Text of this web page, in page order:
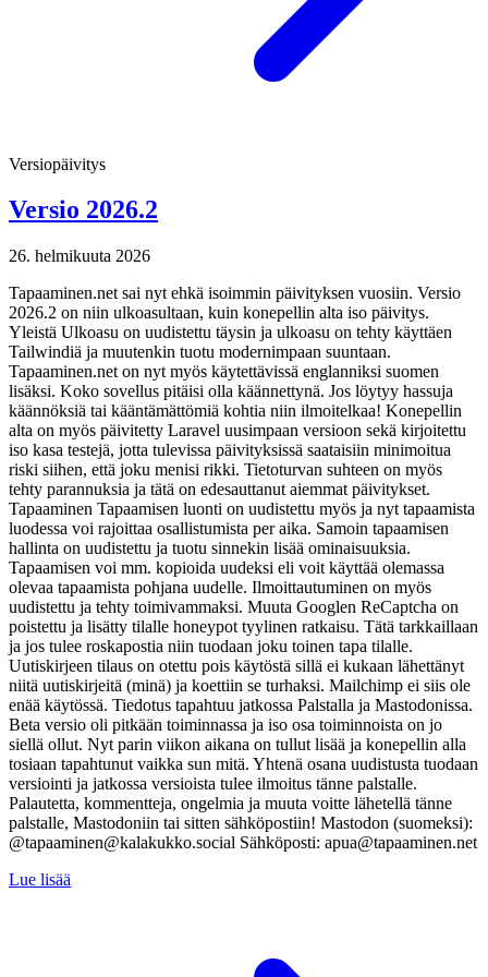
Versiopäivitys
Versio 2026.2
26. helmikuuta 2026
Tapaaminen.net sai nyt ehkä isoimmin päivityksen vuosiin. Versio
2026.2 on niin ulkoasultaan, kuin konepellin alta iso päivitys.
Yleistä Ulkoasu on uudistettu täysin ja ulkoasu on tehty käyttäen
Tailwindiä ja muutenkin tuotu modernimpaan suuntaan.
Tapaaminen.net on nyt myös käytettävissä englanniksi suomen
lisäksi. Koko sovellus pitäisi olla käännettynä. Jos löytyy hassuja
käännöksiä tai kääntämättömiä kohtia niin ilmoitelkaa! Konepellin
alta on myös päivitetty Laravel uusimpaan versioon sekä kirjoitettu
iso kasa testejä, jotta tulevissa päivityksissä saataisiin minimoitua
riski siihen, että joku menisi rikki. Tietoturvan suhteen on myös
tehty parannuksia ja tätä on edesauttanut aiemmat päivitykset.
Tapaaminen Tapaamisen luonti on uudistettu myös ja nyt tapaamista
luodessa voi rajoittaa osallistumista per aika. Samoin tapaamisen
hallinta on uudistettu ja tuotu sinnekin lisää ominaisuuksia.
Tapaamisen voi mm. kopioida uudeksi eli voit käyttää olemassa
olevaa tapaamista pohjana uudelle. Ilmoittautuminen on myös
uudistettu ja tehty toimivammaksi. Muuta Googlen ReCaptcha on
poistettu ja lisätty tilalle honeypot tyylinen ratkaisu. Tätä tarkkaillaan
ja jos tulee roskapostia niin tuodaan joku toinen tapa tilalle.
Uutiskirjeen tilaus on otettu pois käytöstä sillä ei kukaan lähettänyt
niitä uutiskirjeitä (minä) ja koettiin se turhaksi. Mailchimp ei siis ole
enää käytössä. Tiedotus tapahtuu jatkossa Palstalla ja Mastodonissa.
Beta versio oli pitkään toiminnassa ja iso osa toiminnoista on jo
siellä ollut. Nyt parin viikon aikana on tullut lisää ja konepellin alla
tosiaan tapahtunut vaikka sun mitä. Yhtenä osana uudistusta tuodaan
versiointi ja jatkossa versioista tulee ilmoitus tänne palstalle.
Palautetta, kommentteja, ongelmia ja muuta voitte lähetellä tänne
palstalle, Mastodoniin tai sitten sähköpostiin! Mastodon (suomeksi):
@tapaaminen@kalakukko.social Sähköposti: apua@tapaaminen.net
Lue lisää